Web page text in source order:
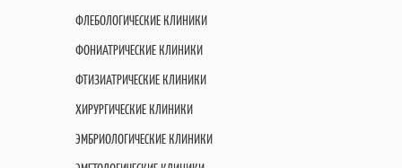
ФЛЕБОЛОГИЧЕСКИЕ КЛИНИКИ
ФОНИАТРИЧЕСКИЕ КЛИНИКИ
ФТИЗИАТРИЧЕСКИЕ КЛИНИКИ
ХИРУРГИЧЕСКИЕ КЛИНИКИ
ЭМБРИОЛОГИЧЕСКИЕ КЛИНИКИ